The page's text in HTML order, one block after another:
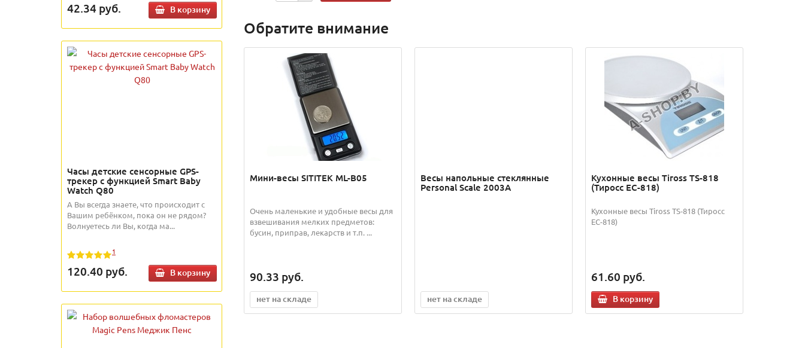
42.34 руб. В корзину
Часы детские сенсорные GPS-
трекер с функцией Smart Baby
Watch Q80
А Вы всегда знаете, что происходит с
Вашим ребёнком, пока он не рядом?
Волнуетесь ли Вы, когда ма...
1
120.40 руб. В корзину
Обратите внимание
Мини-весы SITITEK ML-B05
Очень маленькие и удобные весы для
взвешивания мелких предметов:
бусин, приправ, лекарств и т.п. ...
90.33 руб.
нет на складе
Весы напольные стеклянные
Personal Scale 2003A
нет на складе
Кухонные весы Tiross TS-818
(Тиросс ЕС-818)
Кухонные весы Tiross TS-818 (Тиросс
ЕС-818)
61.60 руб.
В корзину